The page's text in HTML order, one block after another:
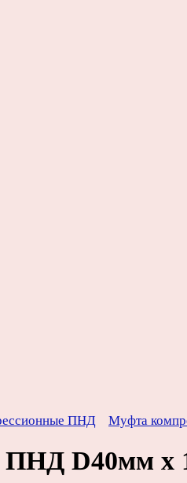
ПНД Муфта
ПНД D40мм х